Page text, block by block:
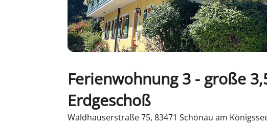
Ferienwohnung 3 - große
Erdgeschoß
Waldhauserstraße 75, 83471 Schönau am